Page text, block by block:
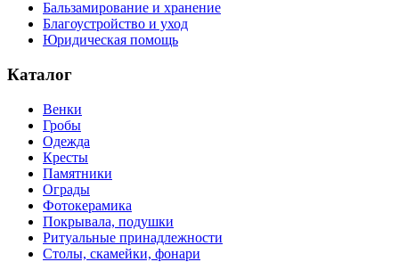
Бальзамирование и хранение
Благоустройство и уход
Юридическая помощь
Каталог
Венки
Гробы
Одежда
Кресты
Памятники
Ограды
Фотокерамика
Покрывала, подушки
Ритуальные принадлежности
Столы, скамейки, фонари